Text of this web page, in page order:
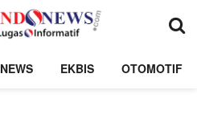
NEWS EKBIS OTOMOTIF